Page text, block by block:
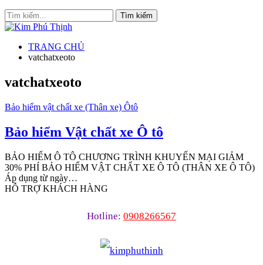
TRANG CHỦ
vatchatxeoto
vatchatxeoto
Bảo hiểm vật chất xe (Thân xe) Ôtô
Bảo hiểm Vật chất xe Ô tô
BẢO HIỂM Ô TÔ CHƯƠNG TRÌNH KHUYẾN MẠI GIẢM
30% PHÍ BẢO HIỂM VẬT CHẤT XE Ô TÔ (THÂN XE Ô TÔ)
Áp dụng từ ngày…
HỖ TRỢ KHÁCH HÀNG
Hotline: 0908266567